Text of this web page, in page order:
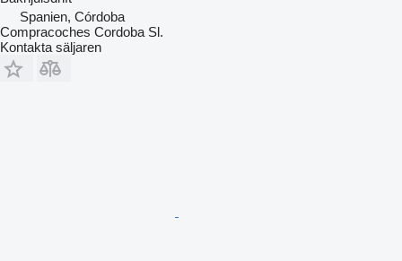
Spanien, Córdoba
Compracoches Cordoba Sl.
Kontakta säljaren